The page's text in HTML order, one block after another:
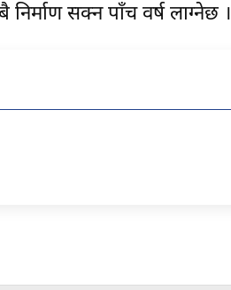
सक्न पाँच वर्ष लाग्नेछ ।